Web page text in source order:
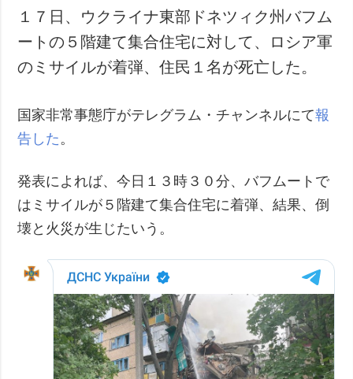
社会・文化
スポーツ
犯罪
追加
特集
写真
動画
サービス
１７日、ウクライナ東部ドネツィク州バフム
ートの５階建て集合住宅に対して、ロシア軍
のミサイルが着弾、住民１名が死亡した。
国家非常事態庁がテレグラム・チャンネルにて報
告した 。
発表によれば、今日１３時３０分、バフムートで
はミサイルが５階建て集合住宅に着弾、結果、倒
壊と火災が生じたいう。